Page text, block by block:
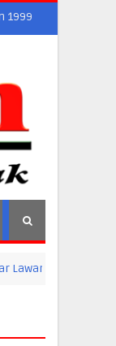
1999
Jokowi